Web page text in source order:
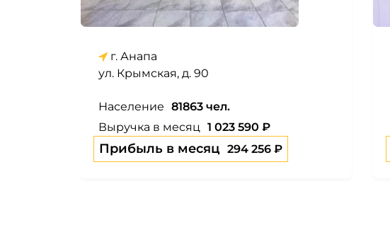
г. Анапа
ул. Крымская, д. 90
Население 81863 чел.
Выручка в месяц 1 023 590 ₽
Прибыль в месяц 294 256 ₽